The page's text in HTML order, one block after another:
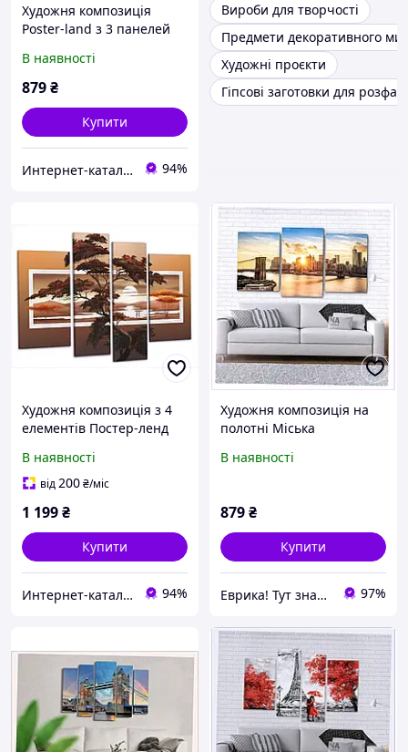
Художня композиція
Poster-land з 3 панелей
6503049HB
В наявності
879₴
Купити
Интернет-каталог скидок "Профит плюс" 94%
Вироби для творчості
Предмети декоративного
Художні проєкти
Гіпсові заготовки для
Художня композиція з 4
елементів Постер-ленд
В наявності
від200₴/міс
1 199₴
Купити
Интернет-каталог скидок "Профит плюс" 94%
Художня композиція на
полотні Міська
6503H04X0E
В наявності
879₴
Купити
Еврика! Тут знайдеться все! 97%